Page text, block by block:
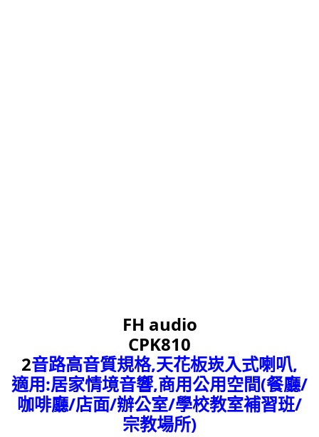
FH audio
CPK810
2音路高音質規格,天花板崁入式喇叭,
適用:居家情境音響,商用公用空間(餐廳/
咖啡廳/店面/辦公室/學校教室補習班/
宗教場所)